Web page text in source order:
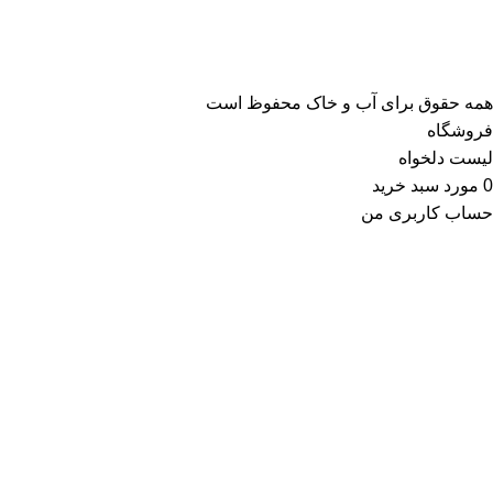
همه حقوق برای آب و خاک محفوظ است
فروشگاه
لیست دلخواه
0 مورد سبد خرید
حساب کاربری من